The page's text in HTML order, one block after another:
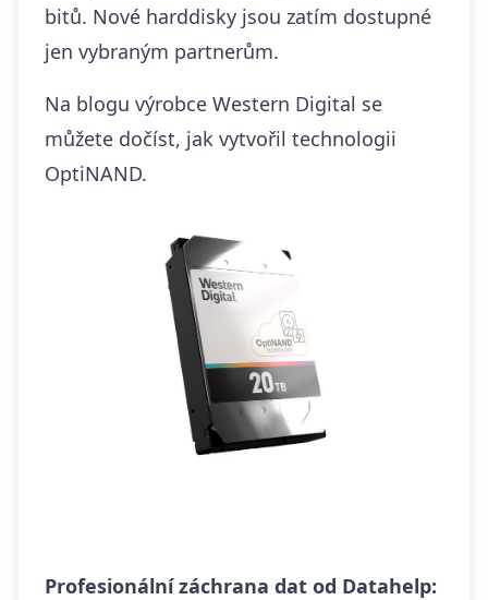
bitů. Nové harddisky jsou zatím dostupné
jen vybraným partnerům.
Na blogu výrobce Western Digital se
můžete dočíst, jak vytvořil technologii
OptiNAND.
Profesionální záchrana dat od Datahelp: